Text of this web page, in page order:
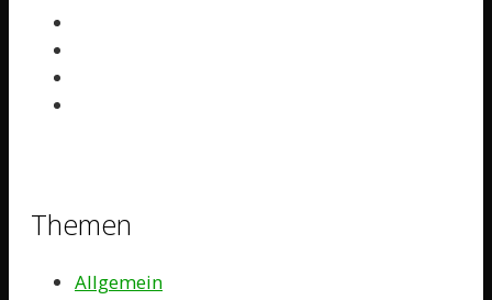
Themen
Allgemein